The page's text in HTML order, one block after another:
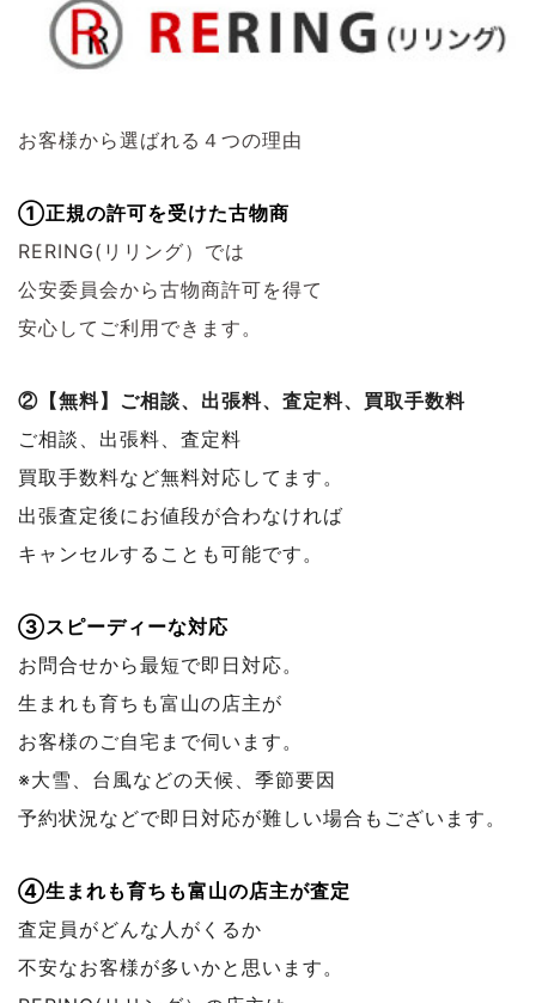
お客様から選ばれる４つの理由
①正規の許可を受けた古物商
RERING(リリング）では
公安委員会から古物商許可を得て
安心してご利用できます。
②【無料】ご相談、出張料、査定料、買取手数料
ご相談、出張料、査定料
買取手数料など無料対応してます。
出張査定後にお値段が合わなければ
キャンセルすることも可能です。
③スピーディーな対応
お問合せから最短で即日対応。
生まれも育ちも富山の店主が
お客様のご自宅まで伺います。
※大雪、台風などの天候、季節要因
予約状況などで即日対応が難しい場合もございます。
④生まれも育ちも富山の店主が査定
査定員がどんな人がくるか
不安なお客様が多いかと思います。